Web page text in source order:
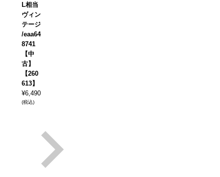
L相当
ヴィン
テージ
/eaa64
8741
【中
古】
【260
613】
¥6,490
(税込)